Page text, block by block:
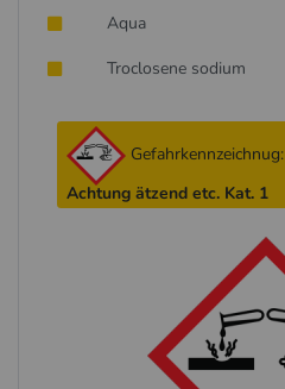
Aqua
Troclosene sodium
Gefahrkennzeichnug:
Achtung ätzend etc. Kat. 1